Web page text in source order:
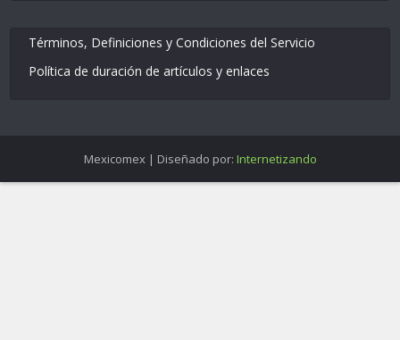
Términos, Definiciones y Condiciones del Servicio
Política de duración de artículos y enlaces
Mexicomex | Diseñado por: Internetizando